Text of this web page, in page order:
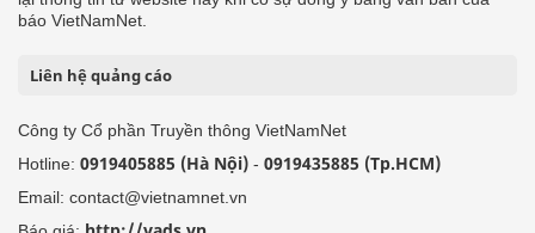
báo VietNamNet.
Liên hệ quảng cáo
Công ty Cổ phần Truyền thông VietNamNet
Hotline: 0919405885 (Hà Nội) - 0919435885 (Tp.HCM)
Email: contact@vietnamnet.vn